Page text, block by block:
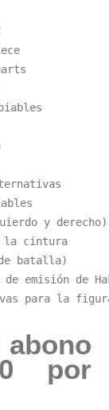
y derecho)
la cintura
de batalla)
de emisión de
la figura
abono
por